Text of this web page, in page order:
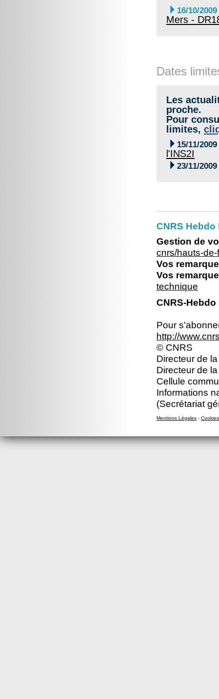
 16/10/2009
Mers -
Dates
Les
proche.
Pour
limites,
 15/11/2009
l'INS2I
 23/11/2009
CNRS
Gestion de
cnrs/hauts-
Vos
Vos
technique
CNRS-
Pour
http://
© CNRS
Directeur de
Directeur de
Cellule
Informations
(Secrétariat
Mentions Légales - Cookies